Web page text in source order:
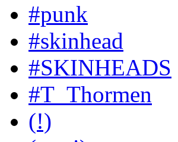
#punk
#skinhead
#SKINHEADS
#T_Thormen
(!)